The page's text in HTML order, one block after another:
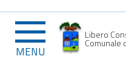
MENU
Libero
Comunale